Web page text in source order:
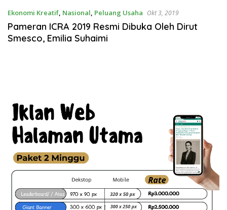
Ekonomi Kreatif, Nasional, Peluang Usaha Okt 3, 2019
Pameran ICRA 2019 Resmi Dibuka Oleh Dirut
Smesco, Emilia Suhaimi